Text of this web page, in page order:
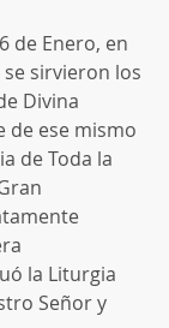
de Enero, en
sirvieron los
Divina
de ese mismo
de Toda la
la Liturgia
Señor y